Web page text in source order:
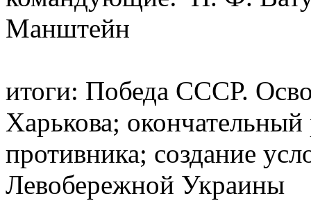
Манштейн
итоги: Победа СССР.
Харькова;
противника; создание
Левобережной Украины